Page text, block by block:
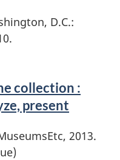
D.C.:
collection :
present
2013.